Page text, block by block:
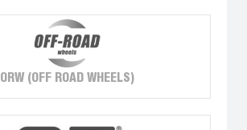
ORW (OFF ROAD WHEELS)